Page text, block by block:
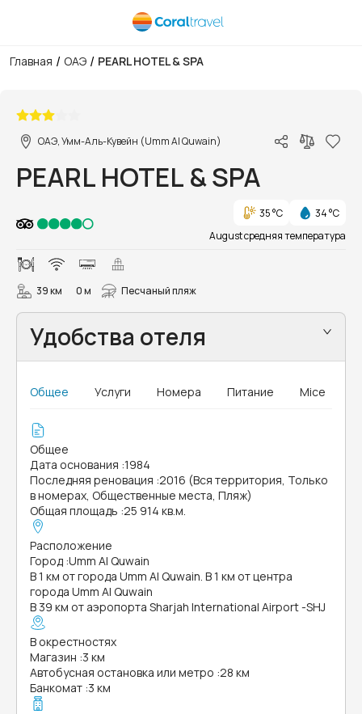
Главная / ОАЭ / PEARL HOTEL & SPA
ОАЭ, Умм-Аль-Кувейн (Umm Al Quwain)
PEARL HOTEL & SPA
35 °C
34 °C
August средняя температура
39 км 0 м Песчаный пляж
Удобства отеля
Общее Услуги Номера Питание Mice
Общее
Дата основания :1984
Последняя реновация :2016 (Вся территория, Только
в номерах, Общественные места, Пляж)
Общая площадь :25 914 кв.м.
Расположение
Город :Umm Al Quwain
В 1 км от города Umm Al Quwain. В 1 км от центра
города Umm Al Quwain
В 39 км от аэропорта Sharjah International Airport -SHJ
В окрестностях
Магазин :3 км
Автобусная остановка или метро :28 км
Банкомат :3 км